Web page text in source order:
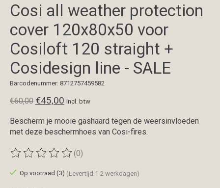
Cosi all weather protection
cover 120x80x50 voor
Cosiloft 120 straight +
Cosidesign line - SALE
Barcodenummer: 8712757459582
€60,00 €45,00 Incl. btw
Bescherm je mooie gashaard tegen de weersinvloeden
met deze beschermhoes van Cosi-fires.
De beoordeling van dit product is
(0)
Op voorraad (3) (Levertijd:1-2 werkdagen)